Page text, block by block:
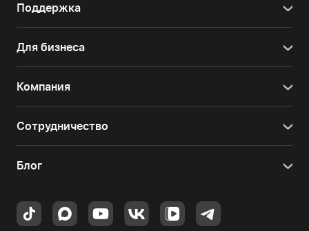
Поддержка
Для бизнеса
Компания
Сотрудничество
Блог